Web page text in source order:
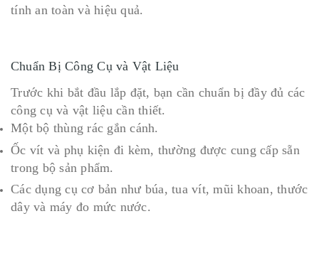
tính an toàn và hiệu quả.
Chuẩn Bị Công Cụ và Vật Liệu
Trước khi bắt đầu lắp đặt, bạn cần chuẩn bị đầy đủ các
công cụ và vật liệu cần thiết.
Một bộ thùng rác gắn cánh.
Ốc vít và phụ kiện đi kèm, thường được cung cấp sẵn
trong bộ sản phẩm.
Các dụng cụ cơ bản như búa, tua vít, mũi khoan, thước
dây và máy đo mức nước.